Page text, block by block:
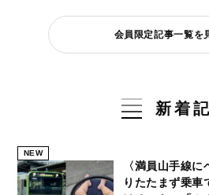
会員限定記事一覧を
新着
NEW
〈満員山手線
りたたまず乗車